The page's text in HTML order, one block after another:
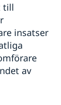
till
insatser
av